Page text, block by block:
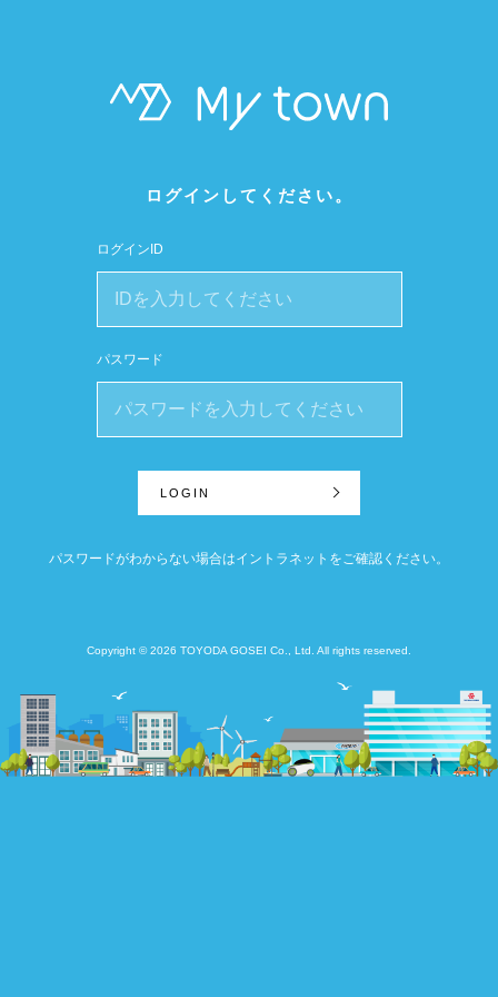
ログインしてください。
ログインID
パスワード
パスワードがわからない場合はイントラネットをご確認ください。
Copyright © 2026 TOYODA GOSEI Co., Ltd. All rights reserved.